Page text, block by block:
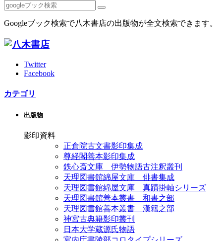
Googleブック検索で八木書店の出版物が全文検索できます。
Twitter
Facebook
カテゴリ
出版物
影印資料
正倉院古文書影印集成
尊経閣善本影印集成
鉄心斎文庫 伊勢物語古注釈叢刊
天理図書館綿屋文庫 俳書集成
天理図書館綿屋文庫 真蹟掛軸シリーズ
天理図書館善本叢書 和書之部
天理図書館善本叢書 漢籍之部
神宮古典籍影印叢刊
日本大学蔵源氏物語